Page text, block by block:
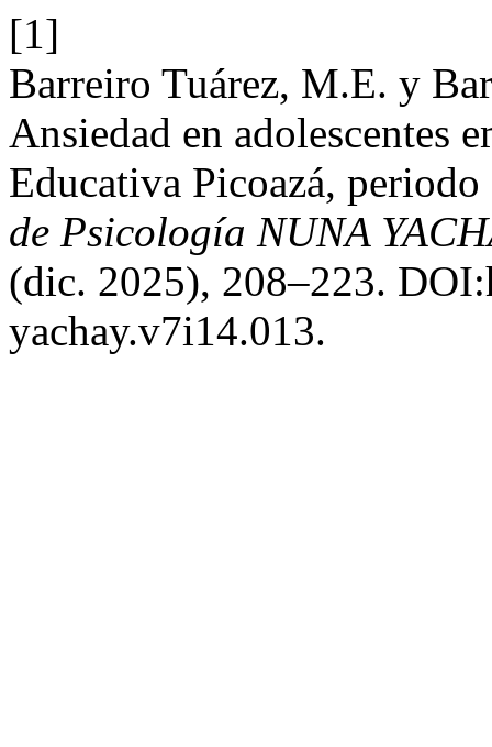
[1]
Barreiro Tuárez, M.E. y
Ansiedad en adolescentes
Educativa Picoazá,
de Psicología NUNA
(dic. 2025), 208–223.
yachay.v7i14.013.